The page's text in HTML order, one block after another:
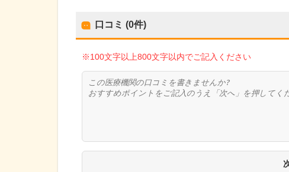
口コミ (0件)
※100文字以上800文字以内でご記入ください